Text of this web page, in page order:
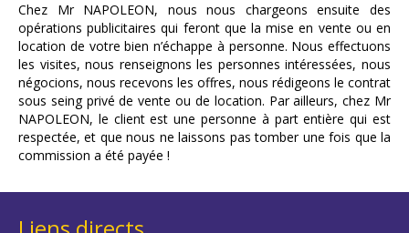
Chez Mr NAPOLEON, nous nous chargeons ensuite des
opérations publicitaires qui feront que la mise en vente ou en
location de votre bien n’échappe à personne. Nous effectuons
les visites, nous renseignons les personnes intéressées, nous
négocions, nous recevons les offres, nous rédigeons le contrat
sous seing privé de vente ou de location. Par ailleurs, chez Mr
NAPOLEON, le client est une personne à part entière qui est
respectée, et que nous ne laissons pas tomber une fois que la
commission a été payée !